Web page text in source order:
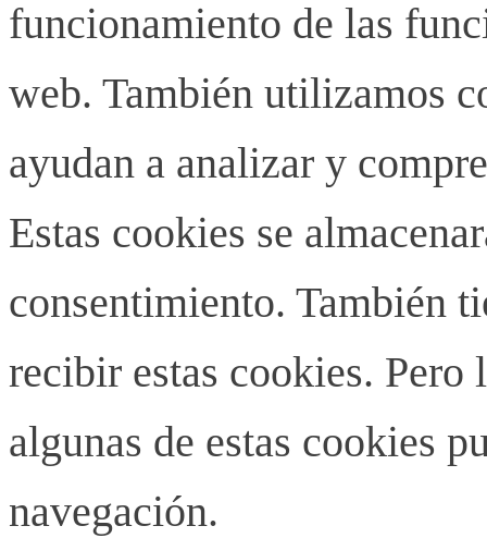
funcionamiento de las
web. También utilizamos
ayudan a analizar y
Estas cookies se
consentimiento. También
recibir estas cookies.
algunas de estas cookies
navegación.